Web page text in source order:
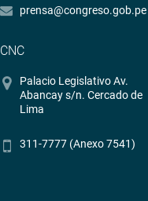
prensa@congreso.gob.pe
CNC
Palacio Legislativo Av.
Abancay s/n. Cercado de
Lima
311-7777 (Anexo 7541)